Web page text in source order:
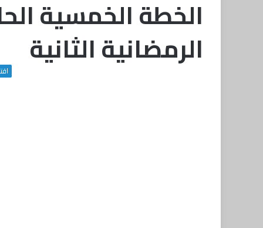
الخطة الخمسية
الرمضانية الثانية